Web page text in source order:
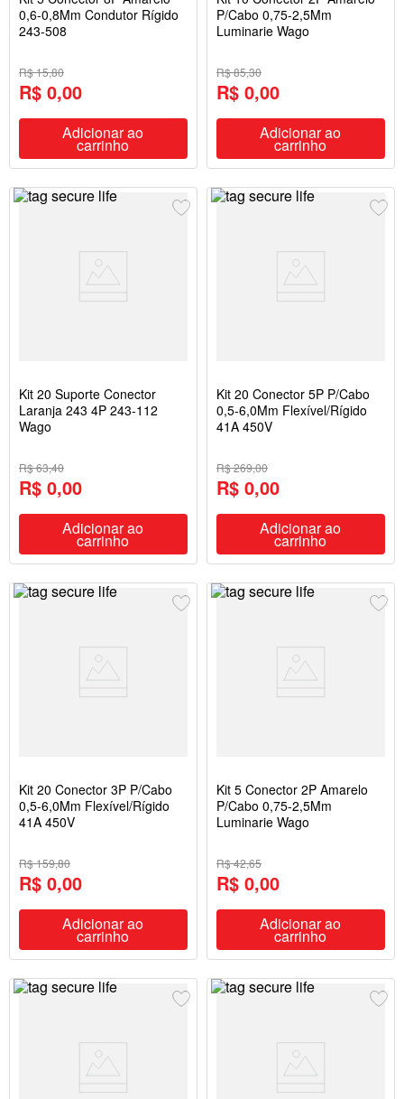
0,6-0,8Mm Condutor Rígido
243-508
R$ 15,80
R$ 0,00
Adicionar ao
carrinho
P/Cabo 0,75-2,5Mm
Luminarie Wago
R$ 85,30
R$ 0,00
Adicionar ao
carrinho
Kit 20 Suporte Conector
Laranja 243 4P 243-112
Wago
R$ 63,40
R$ 0,00
Adicionar ao
carrinho
Kit 20 Conector 5P P/Cabo
0,5-6,0Mm Flexível/Rígido
41A 450V
R$ 269,00
R$ 0,00
Adicionar ao
carrinho
Kit 20 Conector 3P P/Cabo
0,5-6,0Mm Flexível/Rígido
41A 450V
R$ 159,80
R$ 0,00
Adicionar ao
carrinho
Kit 5 Conector 2P Amarelo
P/Cabo 0,75-2,5Mm
Luminarie Wago
R$ 42,65
R$ 0,00
Adicionar ao
carrinho